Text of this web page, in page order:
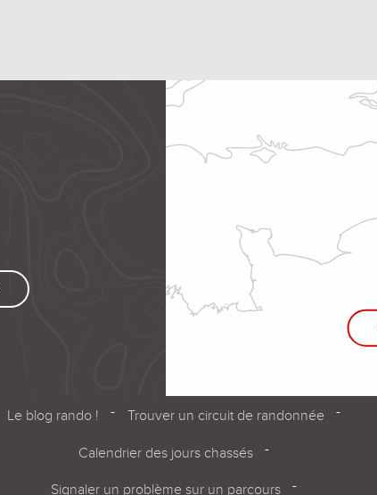
Le blog rando ! Trouver un circuit de randonnée
Calendrier des jours chassés
Signaler un problème sur un parcours